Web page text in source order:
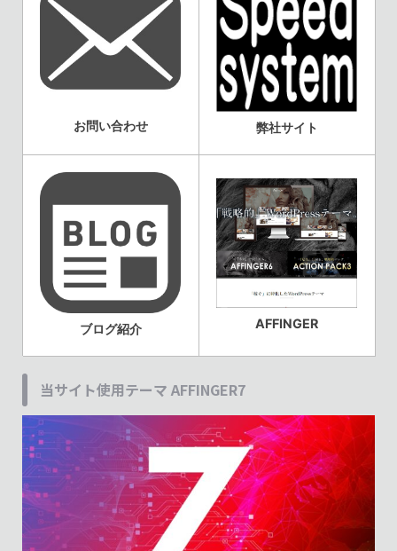
お問い合わせ 弊社サイト
ブログ紹介 AFFINGER
当サイト使用テーマ AFFINGER7